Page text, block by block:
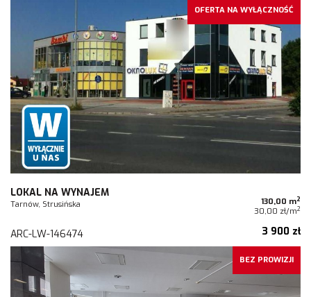
OFERTA NA WYŁĄCZNOŚĆ
LOKAL NA WYNAJEM
Tarnów, Strusińska 130,00 m2
30,00 zł/m2
ARC-LW-146474 3 900 zł
BEZ PROWIZJI